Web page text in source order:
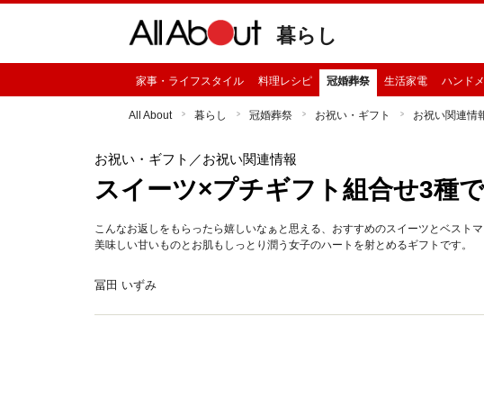
暮らし
家事・ライフスタイル 料理レシピ 冠婚葬祭 生活家電 ハンド
All About 暮らし 冠婚葬祭 お祝い・ギフト お祝い関連情
お祝い・ギフト ／お祝い関連情報
スイーツ×プチギフト組合せ3種
こんなお返しをもらったら嬉しいなぁと思える、おすすめのスイーツとベスト
美味しい甘いものとお肌もしっとり潤う女子のハートを射とめるギフトです。
冨田 いずみ